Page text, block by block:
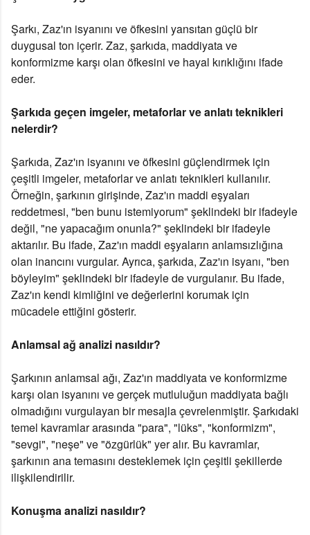
Şarkı, Zaz'ın isyanını ve öfkesini yansıtan güçlü bir
duygusal ton içerir. Zaz, şarkıda, maddiyata ve
konformizme karşı olan öfkesini ve hayal kırıklığını ifade
eder.
Şarkıda geçen imgeler, metaforlar ve anlatı teknikleri
nelerdir?
Şarkıda, Zaz'ın isyanını ve öfkesini güçlendirmek için
çeşitli imgeler, metaforlar ve anlatı teknikleri kullanılır.
Örneğin, şarkının girişinde, Zaz'ın maddi eşyaları
reddetmesi, "ben bunu istemiyorum" şeklindeki bir ifadeyle
değil, "ne yapacağım onunla?" şeklindeki bir ifadeyle
aktarılır. Bu ifade, Zaz'ın maddi eşyaların anlamsızlığına
olan inancını vurgular. Ayrıca, şarkıda, Zaz'ın isyanı, "ben
böyleyim" şeklindeki bir ifadeyle de vurgulanır. Bu ifade,
Zaz'ın kendi kimliğini ve değerlerini korumak için
mücadele ettiğini gösterir.
Anlamsal ağ analizi nasıldır?
Şarkının anlamsal ağı, Zaz'ın maddiyata ve konformizme
karşı olan isyanını ve gerçek mutluluğun maddiyata bağlı
olmadığını vurgulayan bir mesajla çevrelenmiştir. Şarkıdaki
temel kavramlar arasında "para", "lüks", "konformizm",
"sevgi", "neşe" ve "özgürlük" yer alır. Bu kavramlar,
şarkının ana temasını desteklemek için çeşitli şekillerde
ilişkilendirilir.
Konuşma analizi nasıldır?